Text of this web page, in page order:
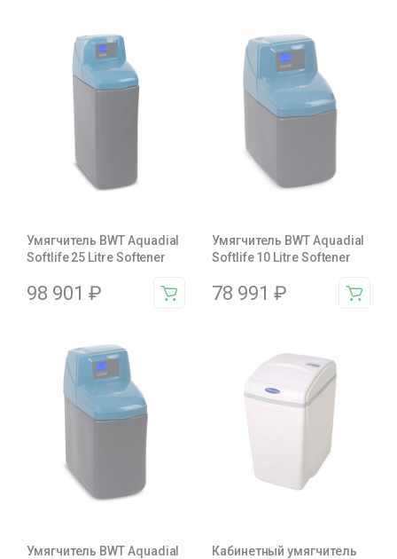
Умягчитель BWT Aquadial
Softlife 25 Litre Softener
98 901 ₽
Умягчитель BWT Aquadial
Softlife 10 Litre Softener
78 991 ₽
Умягчитель BWT Aquadial
Кабинетный умягчитель